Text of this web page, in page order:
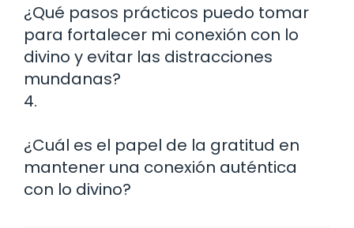
¿Qué pasos prácticos puedo tomar
para fortalecer mi conexión con lo
divino y evitar las distracciones
mundanas?
4.
¿Cuál es el papel de la gratitud en
mantener una conexión auténtica
con lo divino?